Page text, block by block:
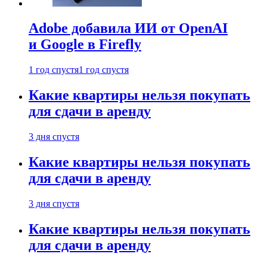
Adobe добавила ИИ от OpenAI
и Google в Firefly
1 год спустя1 год спустя
Какие квартиры нельзя покупать
для сдачи в аренду
3 дня спустя
Какие квартиры нельзя покупать
для сдачи в аренду
3 дня спустя
Какие квартиры нельзя покупать
для сдачи в аренду